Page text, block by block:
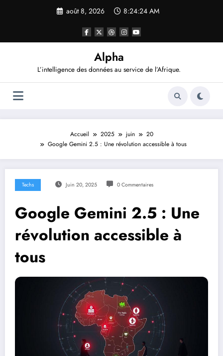
août 8, 2026 8:24:25 AM
Alpha
L’intelligence des données au service de l’Afrique.
Accueil 2025 juin
20
Google Gemini 2.5 : Une révolution accessible à tous
Techs Juin 20, 2025 0 Commentaires
Google Gemini 2.5 : Une
révolution accessible à
tous